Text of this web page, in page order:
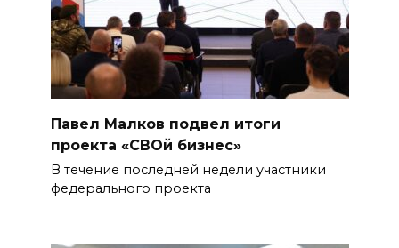
Павел Малков подвел итоги
проекта «СВОй бизнес»
В течение последней недели участники
федерального проекта